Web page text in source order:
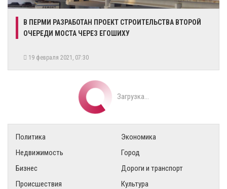
В ПЕРМИ РАЗРАБОТАН ПРОЕКТ СТРОИТЕЛЬСТВА ВТОРОЙ
ОЧЕРЕДИ МОСТА ЧЕРЕЗ ЕГОШИХУ
19 февраля 2021, 07:30
Загрузка...
Политика
Экономика
Недвижимость
Город
Бизнес
Дороги и транспорт
Происшествия
Культура